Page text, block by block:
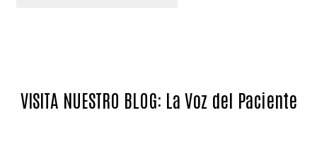
VISITA NUESTRO BLOG: La Voz del Paciente